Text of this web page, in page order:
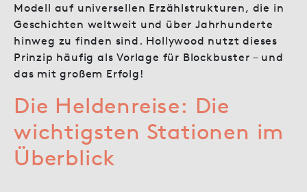
Modell auf universellen Erzählstrukturen, die in
Geschichten weltweit und über Jahrhunderte
hinweg zu finden sind. Hollywood nutzt dieses
Prinzip häufig als Vorlage für Blockbuster – und
das mit großem Erfolg!
Die Heldenreise: Die
wichtigsten Stationen im
Überblick